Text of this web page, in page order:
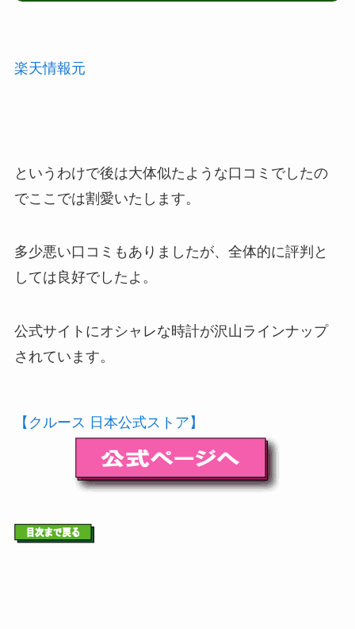
楽天情報元
というわけで後は大体似たような口コミでしたの
でここでは割愛いたします。
多少悪い口コミもありましたが、全体的に評判と
しては良好でしたよ。
公式サイトにオシャレな時計が沢山ラインナップ
されています。
【クルース 日本公式ストア】